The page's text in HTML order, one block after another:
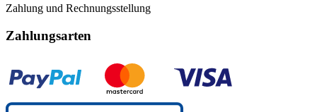
Zahlung und Rechnungsstellung
Zahlungsarten